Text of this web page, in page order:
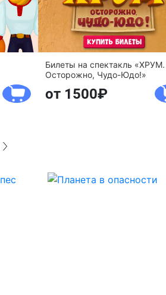
Билеты на спектакль «ХРУМ.
Осторожно, Чудо-Юдо!»
от 1500